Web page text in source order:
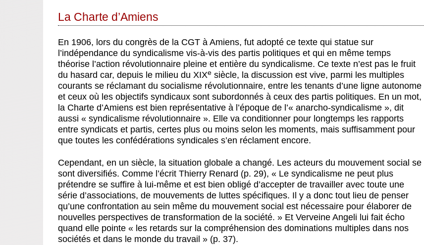
La Charte d’Amiens
En 1906, lors du congrès de la CGT à Amiens, fut adopté ce texte qui statue sur
l’indépendance du syndicalisme vis-à-vis des partis politiques et qui en même temps
théorise l’action révolutionnaire pleine et entière du syndicalisme. Ce texte n’est pas le fruit
du hasard car, depuis le milieu du XIXe siècle, la discussion est vive, parmi les multiples
courants se réclamant du socialisme révolutionnaire, entre les tenants d’une ligne autonome
et ceux où les objectifs syndicaux sont subordonnés à ceux des partis politiques. En un mot,
la Charte d’Amiens est bien représentative à l’époque de l’« anarcho-syndicalisme », dit
aussi « syndicalisme révolutionnaire ». Elle va conditionner pour longtemps les rapports
entre syndicats et partis, certes plus ou moins selon les moments, mais suffisamment pour
que toutes les confédérations syndicales s’en réclament encore.
Cependant, en un siècle, la situation globale a changé. Les acteurs du mouvement social se
sont diversifiés. Comme l’écrit Thierry Renard (p. 29), « Le syndicalisme ne peut plus
prétendre se suffire à lui-même et est bien obligé d’accepter de travailler avec toute une
série d’associations, de mouvements de luttes spécifiques. Il y a donc tout lieu de penser
qu’une confrontation au sein même du mouvement social est nécessaire pour élaborer de
nouvelles perspectives de transformation de la société. » Et Verveine Angeli lui fait écho
quand elle pointe « les retards sur la compréhension des dominations multiples dans nos
sociétés et dans le monde du travail » (p. 37).